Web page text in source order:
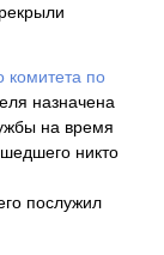
комитета по
назначена
на время
никто
послужил